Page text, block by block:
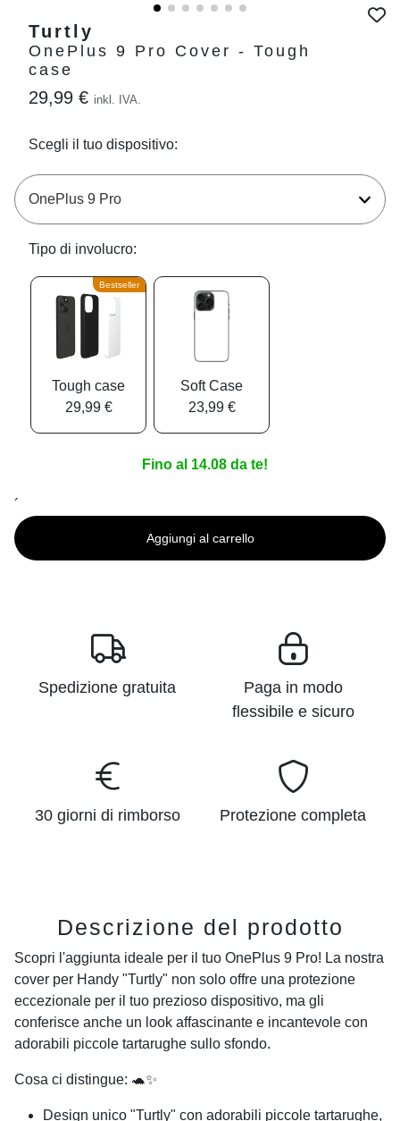
Turtly
OnePlus 9 Pro Cover - Tough
case
29,99 € inkl. IVA.
Scegli il tuo dispositivo:
Tipo di involucro:
Bestseller
Tough case
29,99 €
Soft Case
23,99 €
Fino al 14.08 da te!
´
Aggiungi al carrello
Spedizione gratuita
Paga in modo
flessibile e sicuro
30 giorni di rimborso Protezione completa
Descrizione del prodotto
Scopri l'aggiunta ideale per il tuo OnePlus 9 Pro! La nostra
cover per Handy "Turtly" non solo offre una protezione
eccezionale per il tuo prezioso dispositivo, ma gli
conferisce anche un look affascinante e incantevole con
adorabili piccole tartarughe sullo sfondo.
Cosa ci distingue: 🐢✨
Design unico "Turtly" con adorabili piccole tartarughe,